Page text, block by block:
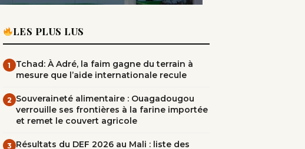
LES PLUS LUS
1
Tchad: À Adré, la faim gagne du terrain à
mesure que l’aide internationale recule
2 Souveraineté alimentaire : Ouagadougou
verrouille ses frontières à la farine importée
et remet le couvert agricole
3 Résultats du DEF 2026 au Mali : liste des